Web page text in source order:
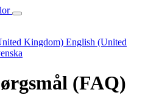
Kingdom) English (United
(FAQ)